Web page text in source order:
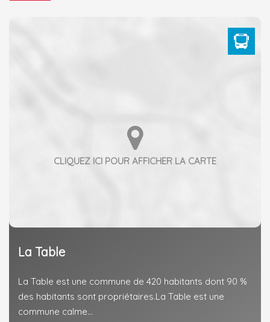
La Table
La Table est une commune de 420 habitants dont 90 %
des habitants sont propriétaires.La Table est une
commune calme...